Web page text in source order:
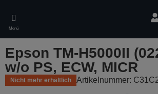
main
content
Menü
Epson TM-H5000II
w/o PS, ECW, MICR
Nicht mehr erhältlich Artikelnummer: